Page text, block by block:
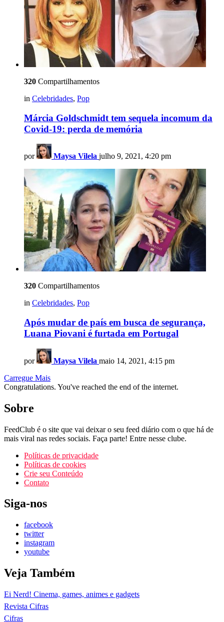
320 Compartilhamentos
in Celebridades, Pop
Márcia Goldschmidt tem sequela incomum da
Covid-19: perda de memória
por Maysa Vilela julho 9, 2021, 4:20 pm
320 Compartilhamentos
in Celebridades, Pop
Após mudar de país em busca de segurança,
Luana Piovani é furtada em Portugal
por Maysa Vilela maio 14, 2021, 4:15 pm
Carregue Mais
Congratulations. You've reached the end of the internet.
Sobre
FeedClub é o site que vai deixar o seu feed diário com o que há de
mais viral nas redes sociais. Faça parte! Entre nesse clube.
Políticas de privacidade
Políticas de cookies
Crie seu Conteúdo
Contato
Siga-nos
facebook
twitter
instagram
youtube
Veja Também
Ei Nerd! Cinema, games, animes e gadgets
Revista Cifras
Cifras